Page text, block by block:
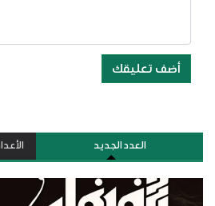
أضف تعليقك
العدد الجديد